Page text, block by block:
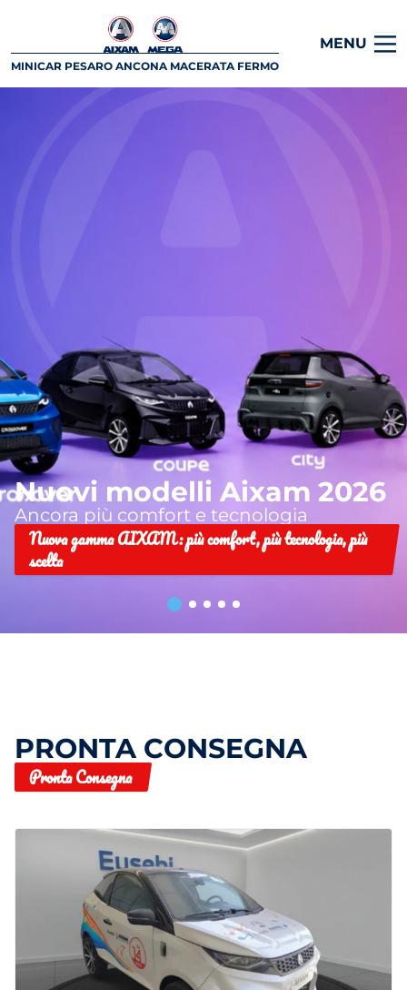
MINICAR PESARO ANCONA MACERATA FERMO
MENU
Nuovi modelli Aixam 2026
Ancora più comfort e tecnologia
Nuova gamma AIXAM: più comfort, più tecnologia, più
scelta
PRONTA CONSEGNA
Pronta Consegna